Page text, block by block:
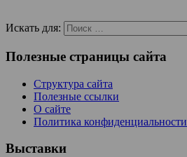
Искать для:
Полезные страницы сайта
Структура сайта
Полезные ссылки
О сайте
Политика конфиденциальности
Выставки